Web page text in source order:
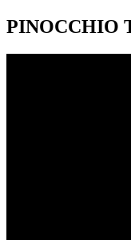
PINOCCHIO